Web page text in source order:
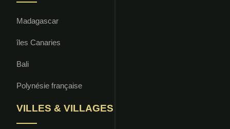
Madagascar
îles Canaries
Bali
Polynésie française
VILLES & VILLAGES